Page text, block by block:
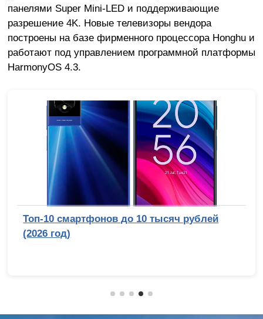
панелями Super Mini-LED и поддерживающие
разрешение 4K. Новые телевизоры вендора
построены на базе фирменного процессора Honghu и
работают под управлением программной платформы
HarmonyOS 4.3.
Снято в Голливуде? Почему Стэнли